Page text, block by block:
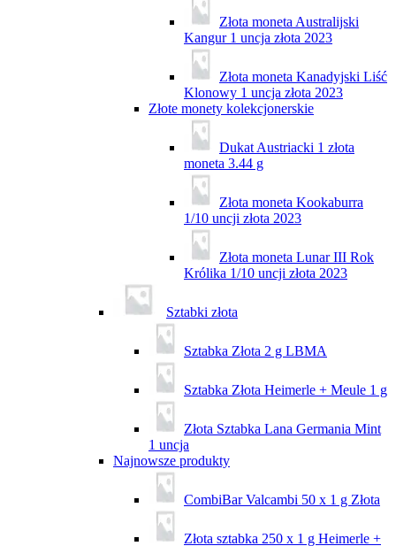
Złota moneta Australijski
Kangur 1 uncja złota 2023
Złota moneta Kanadyjski Liść
Klonowy 1 uncja złota 2023
Złote monety kolekcjonerskie
Dukat Austriacki 1 złota
moneta 3.44 g
Złota moneta Kookaburra
1/10 uncji złota 2023
Złota moneta Lunar III Rok
Królika 1/10 uncji złota 2023
Sztabki złota
Sztabka Złota 2 g LBMA
Sztabka Złota Heimerle + Meule 1 g
Złota Sztabka Lana Germania Mint
1 uncja
Najnowsze produkty
CombiBar Valcambi 50 x 1 g Złota
Złota sztabka 250 x 1 g Heimerle +